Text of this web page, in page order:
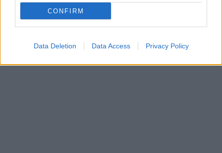
CONFIRM
Data Deletion Data Access Privacy Policy